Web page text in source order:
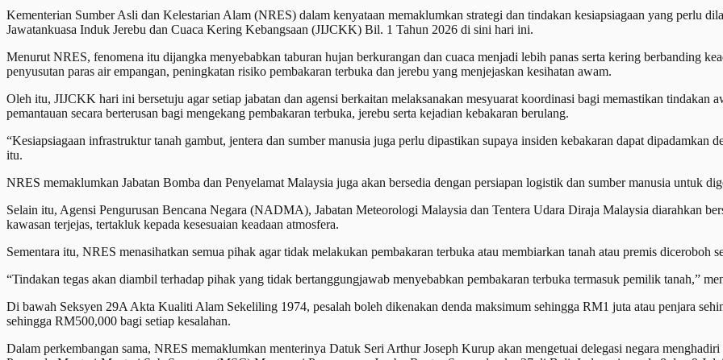
Kementerian Sumber Asli dan Kelestarian Alam (NRES) dalam kenyataan memaklumkan strategi dan tindakan kesiapsiagaan yang perlu
Jawatankuasa Induk Jerebu dan Cuaca Kering Kebangsaan (JIJCKK) Bil. 1 Tahun 2026 di sini hari ini.
Menurut NRES, fenomena itu dijangka menyebabkan taburan hujan berkurangan dan cuaca menjadi lebih panas serta kering berbanding
penyusutan paras air empangan, peningkatan risiko pembakaran terbuka dan jerebu yang menjejaskan kesihatan awam.
Oleh itu, JIJCKK hari ini bersetuju agar setiap jabatan dan agensi berkaitan melaksanakan mesyuarat koordinasi bagi memastikan tindakan
pemantauan secara berterusan bagi mengekang pembakaran terbuka, jerebu serta kejadian kebakaran berulang.
“Kesiapsiagaan infrastruktur tanah gambut, jentera dan sumber manusia juga perlu dipastikan supaya insiden kebakaran dapat dipadamkan
itu.
NRES memaklumkan Jabatan Bomba dan Penyelamat Malaysia juga akan bersedia dengan persiapan logistik dan sumber manusia untuk
Selain itu, Agensi Pengurusan Bencana Negara (NADMA), Jabatan Meteorologi Malaysia dan Tentera Udara Diraja Malaysia diarahkan
kawasan terjejas, tertakluk kepada kesesuaian keadaan atmosfera.
Sementara itu, NRES menasihatkan semua pihak agar tidak melakukan pembakaran terbuka atau membiarkan tanah atau premis diceroboh
“Tindakan tegas akan diambil terhadap pihak yang tidak bertanggungjawab menyebabkan pembakaran terbuka termasuk pemilik tanah,”
Di bawah Seksyen 29A Akta Kualiti Alam Sekeliling 1974, pesalah boleh dikenakan denda maksimum sehingga RM1 juta atau penjara
sehingga RM500,000 bagi setiap kesalahan.
Dalam perkembangan sama, NRES memaklumkan menterinya Datuk Seri Arthur Joseph Kurup akan mengetuai delegasi negara